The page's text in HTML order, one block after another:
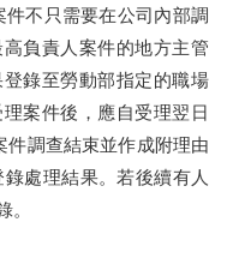
不只需要在公司內部調
負責人案件的地方主管
錄至勞動部指定的職場
案件後，應自受理翌日
調查結束並作成附理由
處理結果。若後續有人